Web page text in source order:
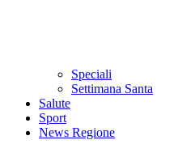
Speciali
Settimana Santa
Salute
Sport
News Regione